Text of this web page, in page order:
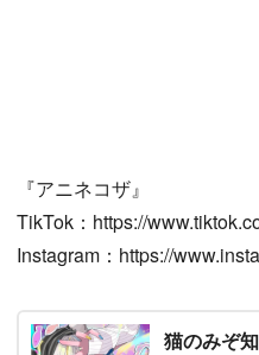
『アニネコザ』
TikTok：https://
Instagram：https://
猫のみぞ